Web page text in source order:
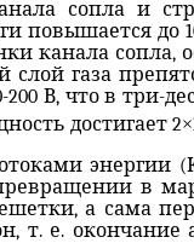
сопла и
повышается до
сопла,
газа
В, что в три-
достигает 2×
в
а сама
т. е.